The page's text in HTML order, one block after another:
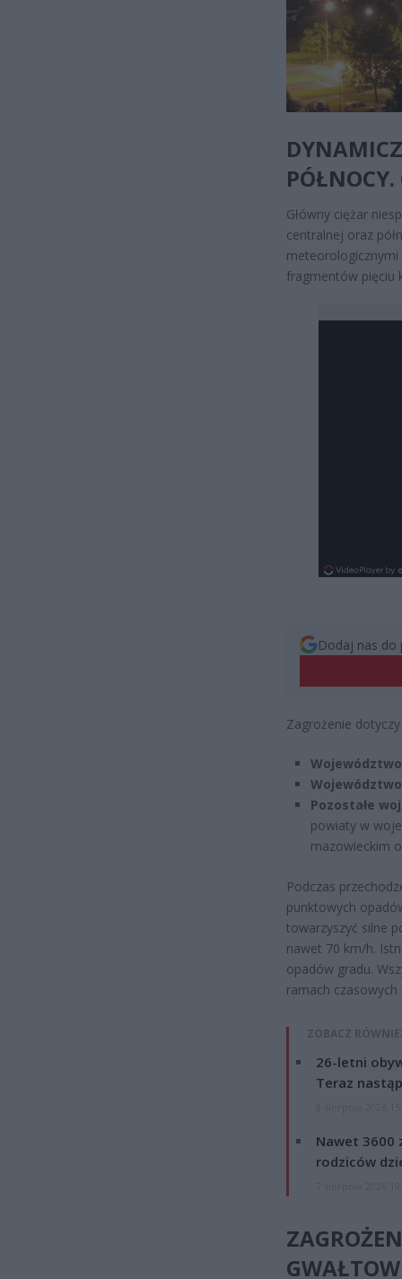
Główny ciężar
centralnej oraz
fragmentów pięciu
Dodaj nas do
Zagrożenie
Pozostałe
powiaty w
mazowieckim
Podczas
punktowych
towarzyszyć silne
nawet 70 km/h.
opadów gradu.
ramach
ZOBACZ
26-letni
Teraz
Nawet 3600
rodziców